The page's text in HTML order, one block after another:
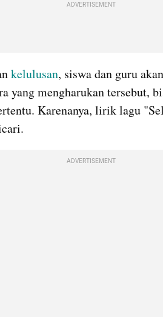
ADVERTISEMENT
kelulusan, siswa dan guru
yang mengharukan tersebut,
Karenanya, lirik lagu
ADVERTISEMENT